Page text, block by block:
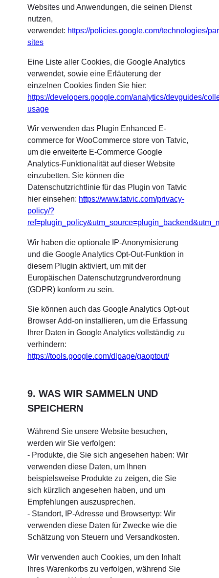
Websites und Anwendungen, die seinen Dienst
nutzen,
verwendet: https://policies.google.com/technologies/
sites
Eine Liste aller Cookies, die Google Analytics
verwendet, sowie eine Erläuterung der
einzelnen Cookies finden Sie hier:
https://developers.google.com/analytics/devguides/
usage
Wir verwenden das Plugin Enhanced E-
commerce for WooCommerce store von Tatvic,
um die erweiterte E-Commerce Google
Analytics-Funktionalität auf dieser Website
einzubetten. Sie können die
Datenschutzrichtlinie für das Plugin von Tatvic
hier einsehen: https://www.tatvic.com/privacy-
policy/?
Wir haben die optionale IP-Anonymisierung
und die Google Analytics Opt-Out-Funktion in
diesem Plugin aktiviert, um mit der
Europäischen Datenschutzgrundverordnung
(GDPR) konform zu sein.
Sie können auch das Google Analytics Opt-out
Browser Add-on installieren, um die Erfassung
Ihrer Daten in Google Analytics vollständig zu
verhindern:
https://tools.google.com/dlpage/gaoptout/
9. WAS WIR SAMMELN UND
SPEICHERN
Während Sie unsere Website besuchen,
werden wir Sie verfolgen:
- Produkte, die Sie sich angesehen haben: Wir
verwenden diese Daten, um Ihnen
beispielsweise Produkte zu zeigen, die Sie
sich kürzlich angesehen haben, und um
Empfehlungen auszusprechen.
- Standort, IP-Adresse und Browsertyp: Wir
verwenden diese Daten für Zwecke wie die
Schätzung von Steuern und Versandkosten.
Wir verwenden auch Cookies, um den Inhalt
Ihres Warenkorbs zu verfolgen, während Sie